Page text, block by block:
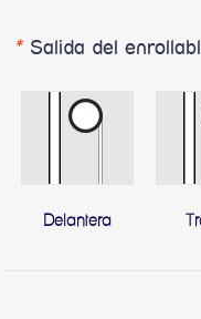
* Salida del
Delantera